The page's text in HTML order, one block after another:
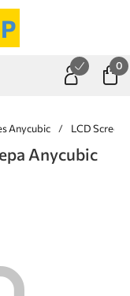
0
Anycubic / LCD
Anycubic